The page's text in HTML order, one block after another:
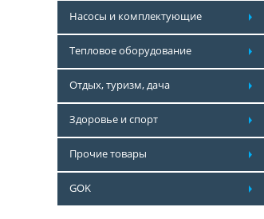
Насосы и комплектующие
Тепловое оборудование
Отдых, туризм, дача
Здоровье и спорт
Прочие товары
GOK